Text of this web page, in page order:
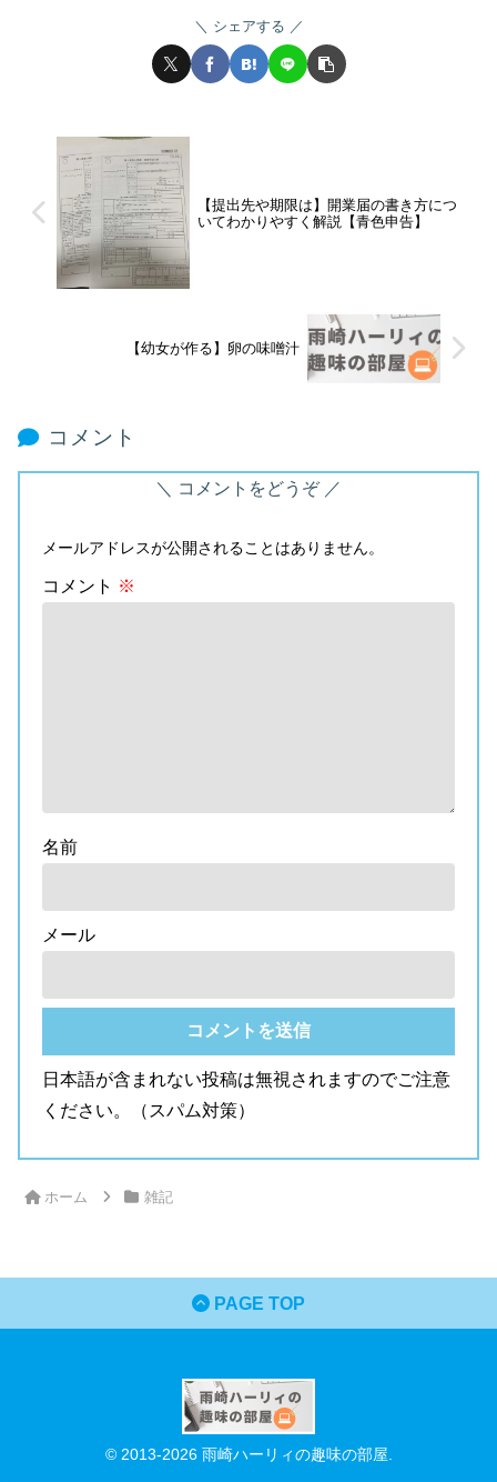
シェアする
【提出先や期限は】開業届の書き方につ
いてわかりやすく解説【青色申告】
【幼女が作る】卵の味噌汁
コメント
コメントをどうぞ
メールアドレスが公開されることはありません。
コメント ※
名前
メール
日本語が含まれない投稿は無視されますのでご注意
ください。（スパム対策）
ホーム 雑記
PAGE TOP
© 2013-2026 雨崎ハーリィの趣味の部屋.